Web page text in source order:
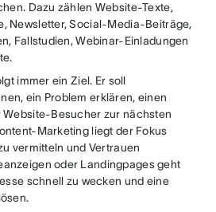
Dazu zählen Website-Texte,
Newsletter, Social-Media-Beiträge,
Fallstudien, Webinar-Einladungen
immer ein Ziel. Er soll
ein Problem erklären, einen
Website-Besucher zur nächsten
Marketing liegt der Fokus
vermitteln und Vertrauen
oder Landingpages geht
schnell zu wecken und eine